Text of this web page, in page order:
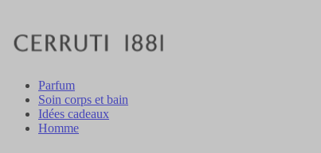
Parfum
Soin corps et bain
Idées cadeaux
Homme